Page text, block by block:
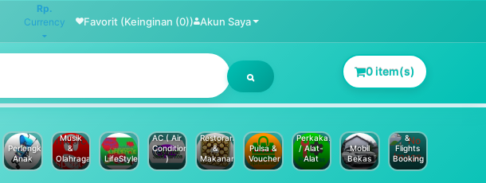
Rp.
Currency
Favorit (Keinginan (0)) Akun Saya
0 item(s)
Perlengkapan
Anak
Musik
&
Olahraga
LifeStyle
AC ( Air
Conditioner
)
Restoran
&
Makanan
Pulsa &
Voucher
Perkakas
/ Alat-
Alat
Mobil
Bekas
&
Flights
Booking